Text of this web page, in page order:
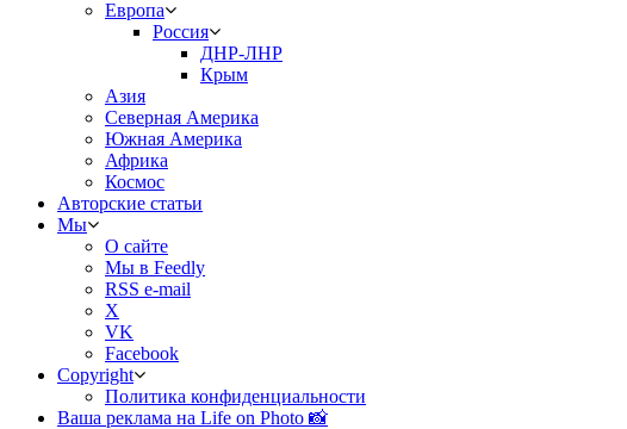
Европа
Россия
ДНР-ЛНР
Крым
Азия
Северная Америка
Южная Америка
Африка
Космос
Авторские статьи
Мы
О сайте
Мы в Feedly
RSS e-mail
X
VK
Facebook
Copyright
Политика конфиденциальности
Ваша реклама на Life on Photo 📸